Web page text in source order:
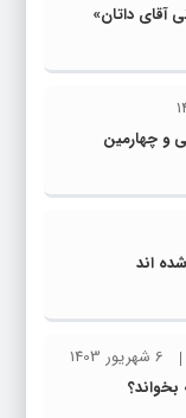
فرهنگ و
اسلامی
رضوی
شد
آقای داتان»
و چهارمین
اند
6 شهریور 1403